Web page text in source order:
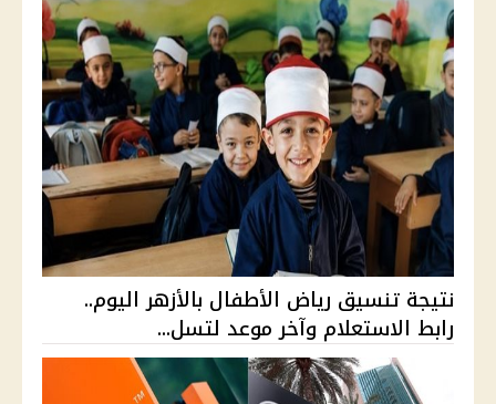
نتيجة تنسيق رياض الأطفال بالأزهر اليوم..
رابط الاستعلام وآخر موعد لتسل...